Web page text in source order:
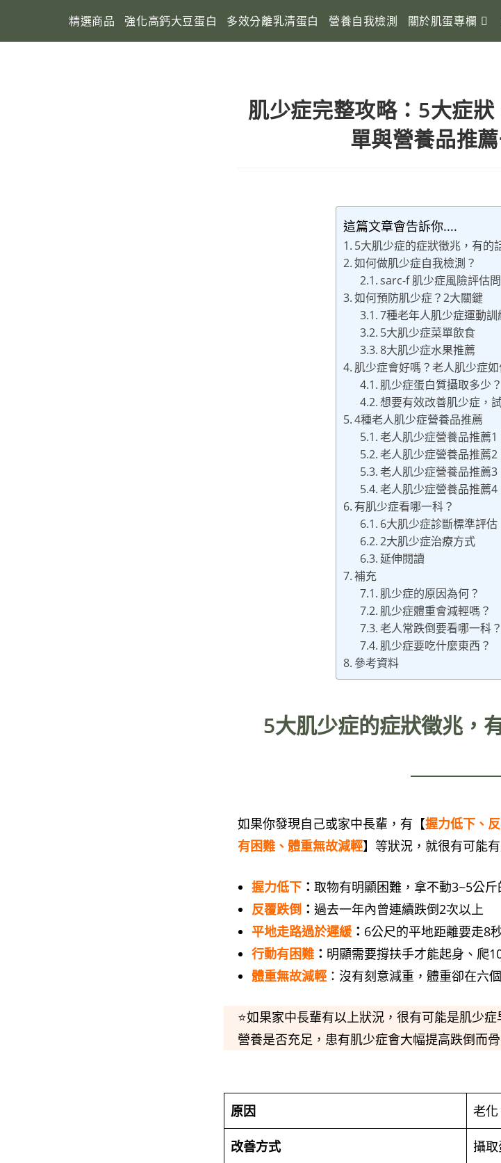
精選商品 強化高鈣大豆蛋白 多效分離乳清蛋白 營養自我檢測 關於肌蛋專欄
肌少症完整攻略：5大症
單與營養品推
這篇文章會告訴你....
5大肌少症的症狀徵兆，有的
如何做肌少症自我檢測？
sarc-f 肌少症風險評估
如何預防肌少症？2大關鍵
7種老年人肌少症運動訓
5大肌少症菜單飲食
8大肌少症水果推薦
肌少症會好嗎？老人肌少症如
肌少症蛋白質攝取多少？
想要有效改善肌少症，
4種老人肌少症營養品推薦
老人肌少症營養品推薦
老人肌少症營養品推薦
老人肌少症營養品推薦
老人肌少症營養品推薦4
有肌少症看哪一科？
6大肌少症診斷標準評估
2大肌少症治療方式
延伸閱讀
補充
肌少症的原因為何？
肌少症體重會減輕嗎？
老人常跌倒要看哪一科？
肌少症要吃什麼東西？
參考資料
5大肌少症的症狀徵兆，
如果你發現自己或家中長輩，有【握力低下 、
有困難 、 體重無故減輕】等狀況，就很有可能有
握力低下 ： 取物有明顯困難，拿不動3~5公
反覆跌倒 ： 過去一年內曾連續跌倒2次以上
平地走路過於遲緩 ： 6公尺的平地距離要走8
行動有困難 ： 明顯需要撐扶手才能起身、爬
體重無故減輕 ：沒有刻意減重，體重卻在六
⭐如果家中長輩有以上狀況，很有可能是肌少
營養是否充足，患有肌少症會大幅提高跌倒而
原因 老
改善方式 攝